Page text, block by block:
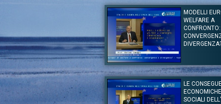
MODELLI
WELFARE A
CONFRONTO:
Autore:Prof. Stefano Zamagni
Canale:Italia e Europa nell'epoca dell'Euro
Il Prof. Stefano Zamagni riflette su cosa è
vari paesi dell’Europa, e quali sono
accompagnano questi modelli nell’ingresso al
LE
SOCIALI